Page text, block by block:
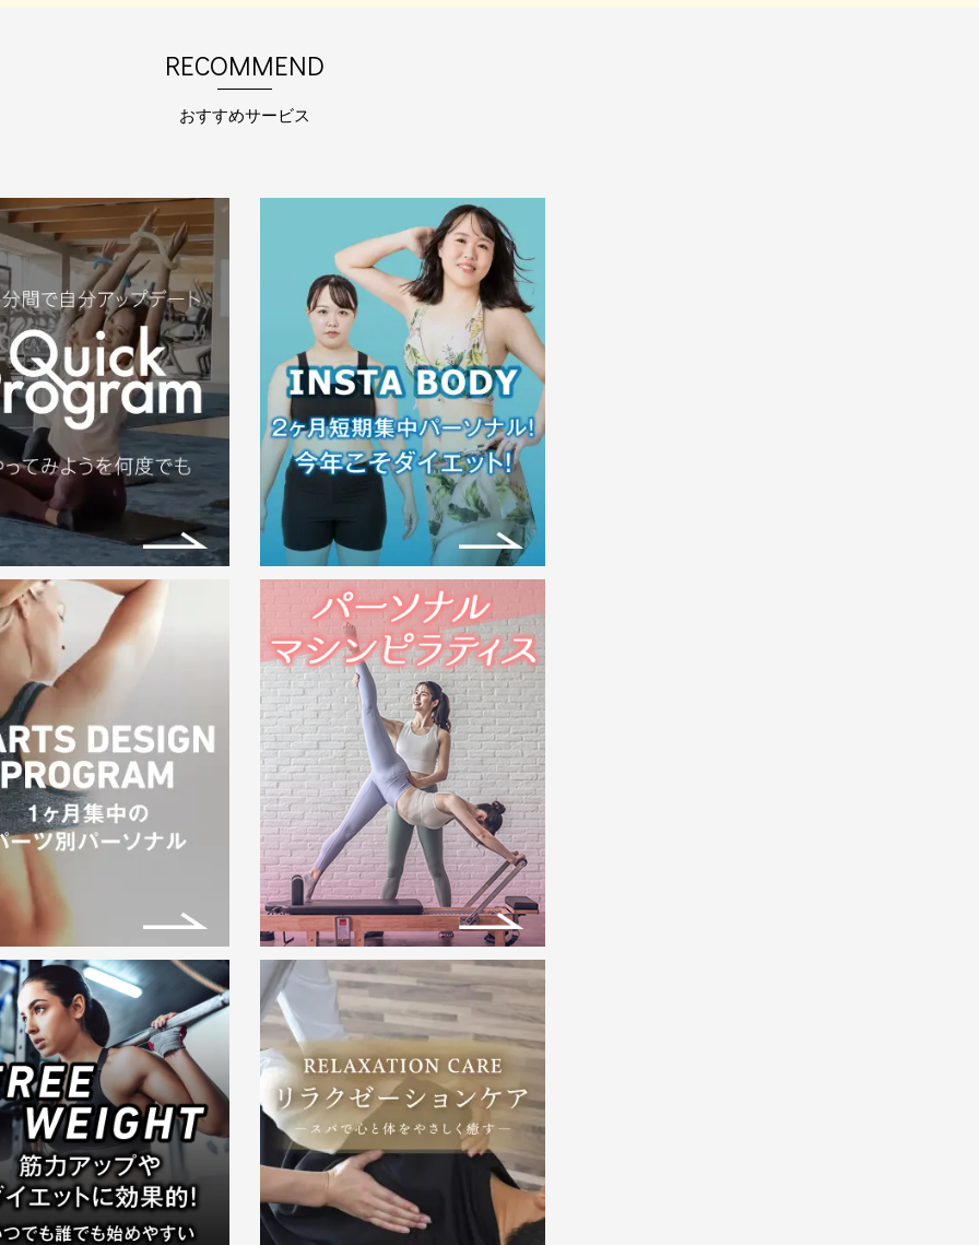
ラケットを持ったことがなくても大丈
夫‼まずはボール…
2025.06.01
★【2026年6月1日～】ビジターチ
ケット期間限定セット割販売のお知
らせ★
「ビジターチケット」とは… 会員登録を
しなくても、…
2026.04.07
第４回 MEGALOS BODY
CONTEST（inサンパール荒川）
来る2026年８月９日（日）にメガロス
全店イベント…
RECOMMEND
おすすめサービス